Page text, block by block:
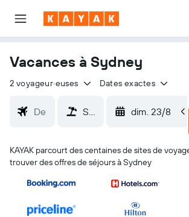
Vacances à Sydney
2 voyageur·euses Dates exactes
dim. 23/8
KAYAK parcourt des centaines de sites de
trouver des offres de séjours à Sydney